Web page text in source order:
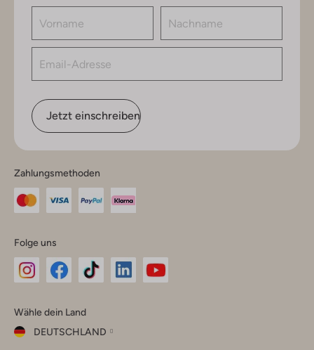
Jetzt einschreiben
Zahlungsmethoden
Folge uns
Instagram
Facebook
TikTok
Wähle dein Land
DEUTSCHLAND